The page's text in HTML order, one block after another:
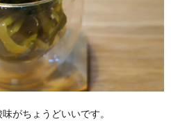
がちょうどいいです。